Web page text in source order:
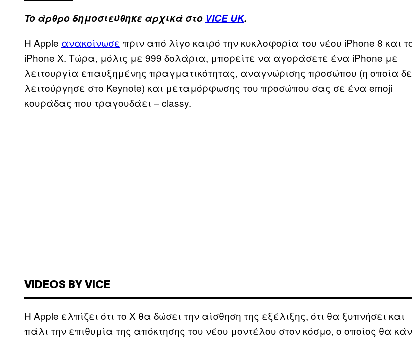
To άρθρο δημοσιεύθηκε αρχικά στο VICE UK.
Η Apple ανακοίνωσε πριν από λίγο καιρό την κυκλοφορία του νέου iPhone 8 και
iPhone X. Τώρα, μόλις με 999 δολάρια, μπορείτε να αγοράσετε ένα iPhone με
λειτουργία επαυξημένης πραγματικότητας, αναγνώρισης προσώπου (η οποία
λειτούργησε στο Keynote) και μεταμόρφωσης του προσώπου σας σε ένα emoji
κουράδας που τραγουδάει – classy.
VIDEOS BY VICE
Η Apple ελπίζει ότι το X θα δώσει την αίσθηση της εξέλιξης, ότι θα ξυπνήσει και
πάλι την επιθυμία της απόκτησης του νέου μοντέλου στον κόσμο, ο οποίος θα